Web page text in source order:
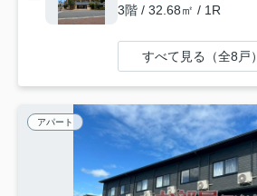
3階 / 32.68㎡ / 1R
すべて見る（全8戸）
アパート